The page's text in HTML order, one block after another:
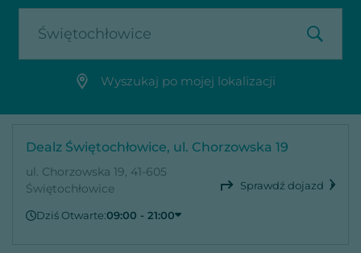
Wyszukaj po mojej lokalizacji
Dealz Świętochłowice, ul. Chorzowska 19
ul. Chorzowska 19, 41-605
Świętochłowice
Sprawdź dojazd
Dziś Otwarte:09:00 - 21:00